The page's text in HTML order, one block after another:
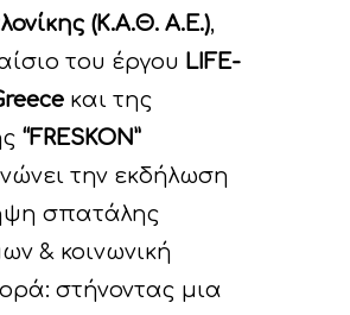
(Κ.Α.Θ. Α.Ε.),
του έργου LIFE-
και της
“FRESKON”
την εκδήλωση
σπατάλης
& κοινωνική
στήνοντας μια